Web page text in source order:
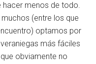
hacer menos de todo.
(entre los que
optamos por
más fáciles
obviamente no